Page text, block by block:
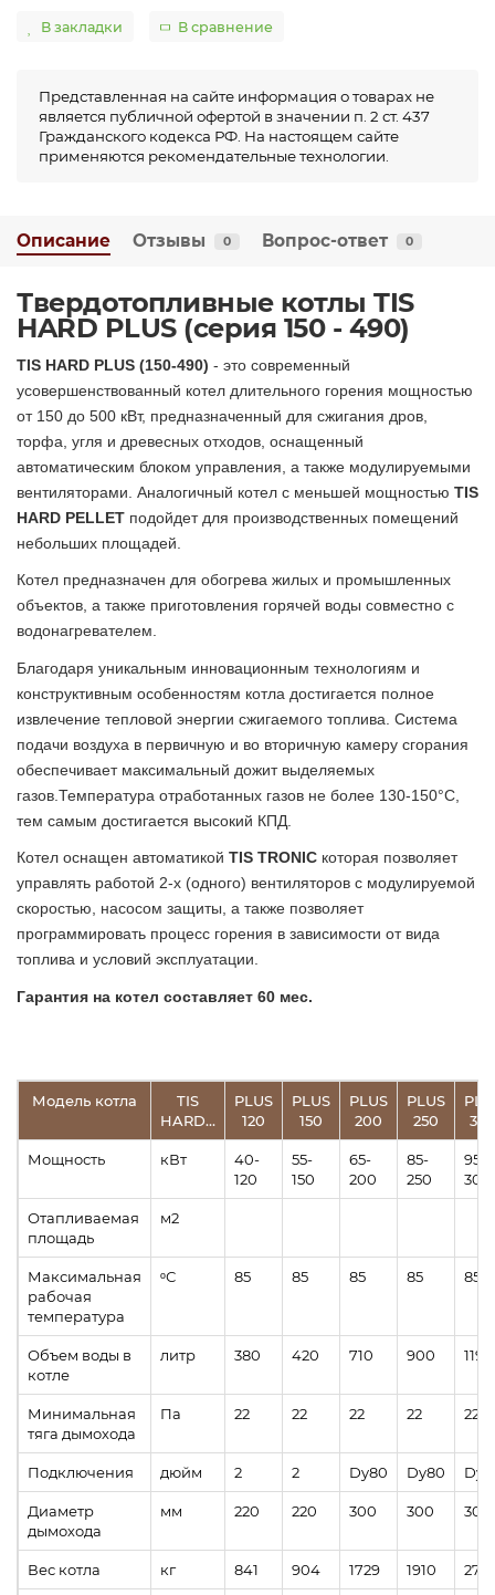
В закладки В сравнение
Представленная на сайте информация о товарах не
является публичной офертой в значении п. 2 ст. 437
Гражданского кодекса РФ. На настоящем сайте
применяются рекомендательные технологии.
Описание Отзывы 0 Вопрос-ответ 0
Твердотопливные котлы TIS
HARD PLUS (серия 150 - 490)
TIS HARD PLUS (150-490) - это современный
усовершенствованный котел длительного горения мощностью
от 150 до 500 кВт, предназначенный для сжигания дров,
торфа, угля и древесных отходов, оснащенный
автоматическим блоком управления, а также модулируемыми
вентиляторами. Аналогичный котел с меньшей мощностью TIS
HARD PELLET подойдет для производственных помещений
небольших площадей.
Котел предназначен для обогрева жилых и промышленных
объектов, а также приготовления горячей воды совместно с
водонагревателем.
Благодаря уникальным инновационным технологиям и
конструктивным особенностям котла достигается полное
извлечение тепловой энергии сжигаемого топлива. Система
подачи воздуха в первичную и во вторичную камеру сгорания
обеспечивает максимальный дожит выделяемых
газов.Температура отработанных газов не более 130-150°С,
тем самым достигается высокий КПД.
Котел оснащен автоматикой TIS TRONIC которая позволяет
управлять работой 2-х (одного) вентиляторов с модулируемой
скоростью, насосом защиты, а также позволяет
программировать процесс горения в зависимости от вида
топлива и условий эксплуатации.
Гарантия на котел составляет 60 мес.
Модель котла
TIS
HARD…
PLUS
120
PLUS
150
PLUS
200
PLUS
250
Мощность кВт
40-
120
55-
150
65-
200
85-
250
95-
300
Отапливаемая
площадь
м2
Максимальная
рабочая
температура
ᵒС 85 85 85 85 85
Объем воды в
котле
литр 380 420 710 900 1190
Минимальная
тяга дымохода
Па 22 22 22 22 22
Подключения дюйм 2 2 Dy80 Dy80
Диаметр
дымохода
мм 220 220 300 300 300
Вес котла кг 841 904 1729 1910